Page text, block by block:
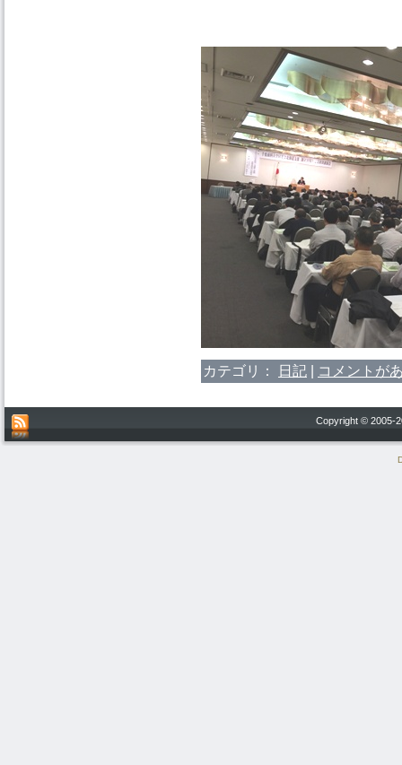
カテゴリ： 日記 | コメントが
Copyright © 2005-